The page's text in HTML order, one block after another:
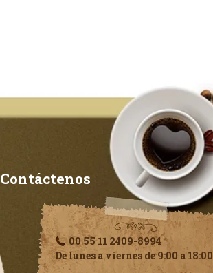
Contáctenos
00 55 11 2409-8994
De lunes a viernes de 9:00 a 18:00